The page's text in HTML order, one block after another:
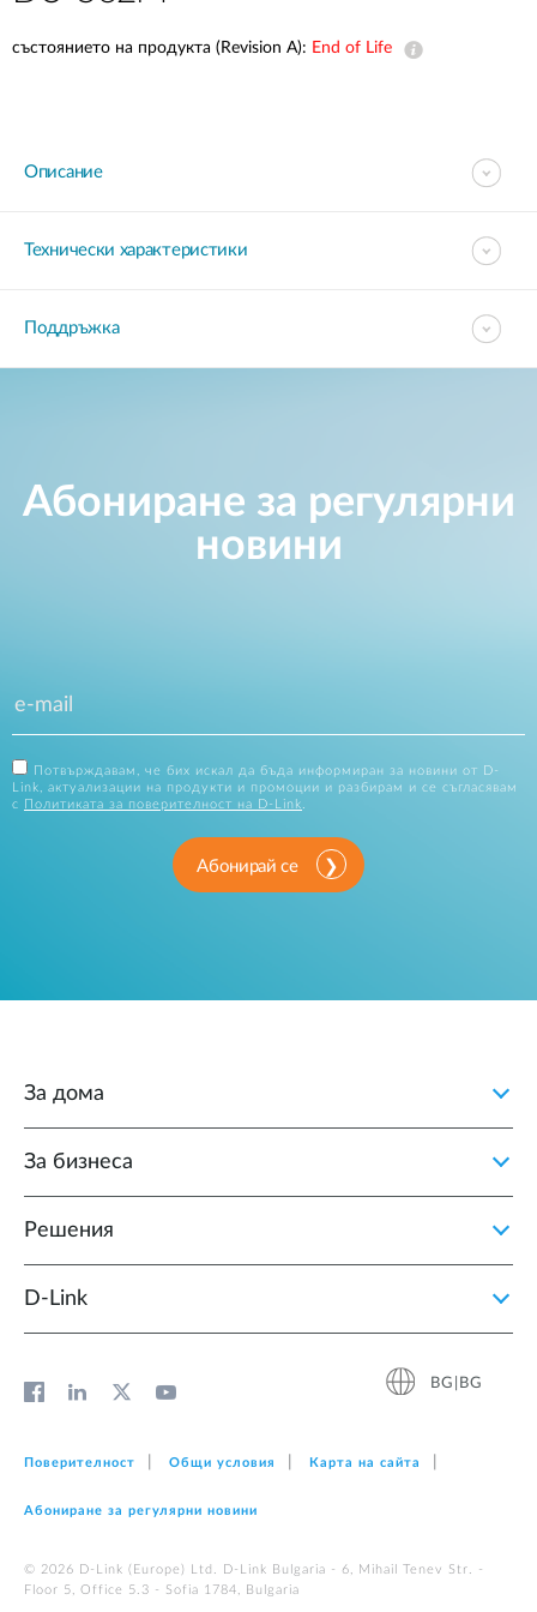
състоянието на продукта (Revision A): End of Life
Описание
Технически характеристики
Поддръжка
Абониране за регулярни
новини
Потвърждавам, че бих искал да бъда информиран за новини от D-
Link, актуализации на продукти и промоции и разбирам и се съгласявам
с
Политиката за поверителност на D-Link
Абонирай се
За дома
За бизнеса
Решения
D‑Link
BG|BG
Поверителност Общи условия Карта на сайта
Абониране за регулярни новини
© 2026 D‑Link (Europe) Ltd. D-Link Bulgaria - 6, Mihail Tenev Str. -
Floor 5, Office 5.3 - Sofia 1784, Bulgaria